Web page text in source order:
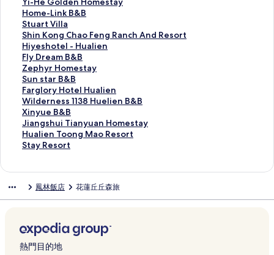
R
e
s
o
r
t
&
L
a
g
o
o
n
的
連
結
o
t
e
l
H
u
a
l
i
e
n
的
連
&
B
的
連
結
B
&
B
的
連
結
S
h
u
i
Y
i
C
u
i
H
s
u
a
o
的
連
o
u
s
e
h
i
g
h
W
a
v
e
的
S
p
r
a
y
B
&
B
的
連
結
i
s
e
F
o
r
e
s
t
的
連
結
e
i
s
S
h
o
u
f
e
n
g
的
連
n
d
n
e
s
s
H
o
t
e
l
H
u
n
i
n
i
-
H
e
G
o
l
d
e
n
H
o
m
y
結
Home-Link B&B
H
o
m
e
-
L
i
n
k
B
&
B
的
Stuart Villa
S
t
u
a
r
t
V
i
l
l
a
的
Shin Kong Chao Feng Ranch And Resort
S
h
i
n
K
o
n
g
C
h
a
g
n
c
Hiyeshotel - Hualien
H
i
y
e
s
h
o
t
e
l
l
n
的
Fly Dream B&B
F
l
y
D
r
e
a
m
B
連
結
Zephyr Homestay
Z
e
p
h
y
r
H
o
a
連
結
Sun star B&B
S
u
n
s
t
a
r
的
連
Farglory Hotel Hualien
F
a
r
g
l
o
t
H
u
Wilderness 1138 Huelien B&B
W
i
l
d
e
s
3
8
Xinyue B&B
X
i
n
y
B
結
Jiangshui Tianyuan Homestay
J
i
a
u
i
a
Hualien Toong Mao Resort
H
u
n
o
n
Stay Resort
S
e
r
t
鳳林飯店 花蓮丘丘森旅
熱門目的地